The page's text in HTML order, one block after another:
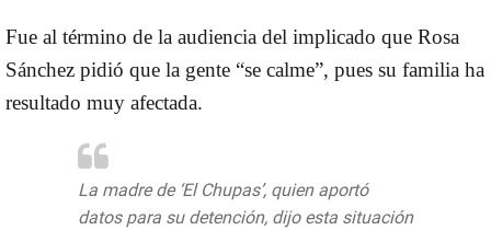
Fue al término de la audiencia del implicado que Rosa
Sánchez pidió que la gente “se calme”, pues su familia ha
resultado muy afectada.
La madre de ‘El Chupas’, quien aportó
datos para su detención, dijo esta situación